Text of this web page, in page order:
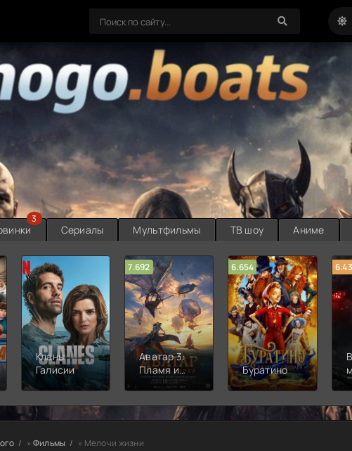
3
Сериалы Мультфильмы ТВ шоу Аниме
Кланы
Галисии
7.692
Аватар 3:
Пламя и
пепел
6.654
Буратино
» Фильмы » Мелочи жизни